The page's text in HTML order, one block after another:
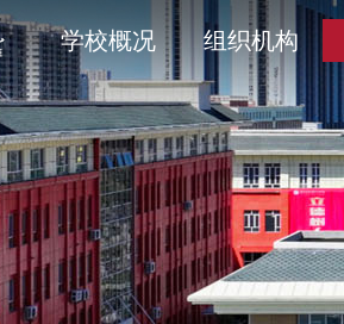
学校概况
学院简介 现任领导
校风校训
组织机构
石职动态 院部风采
媒体关注 石职印象
党建专题 思政育人
教学动态 双创教育
语言文字建设
学工处 共青团工作
科研动态 创新服务平
科协技术学会
招生专题 就业专题
信息公开法规与制度 主动公开清
信息公开其它